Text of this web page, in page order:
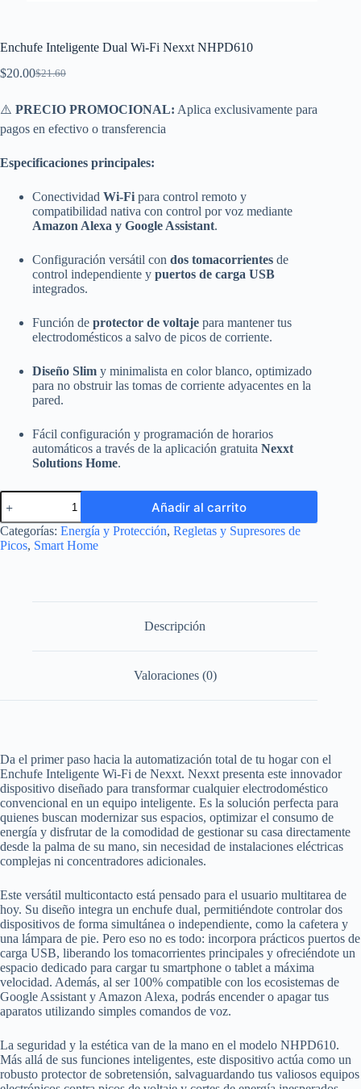
Enchufe Inteligente Dual Wi-Fi Nexxt NHPD610
$21.60
El
original
$21.60.
$20.00El
actual
$20.00.
⚠️ PRECIO PROMOCIONAL: Aplica exclusivamente para
pagos en efectivo o transferencia
Especificaciones principales:
Conectividad Wi-Fi para control remoto y
compatibilidad nativa con control por voz mediante
Amazon Alexa y Google Assistant.
Configuración versátil con dos tomacorrientes de
control independiente y puertos de carga USB
integrados.
Función de protector de voltaje para mantener tus
electrodomésticos a salvo de picos de corriente.
Diseño Slim y minimalista en color blanco, optimizado
para no obstruir las tomas de corriente adyacentes en la
pared.
Fácil configuración y programación de horarios
automáticos a través de la aplicación gratuita Nexxt
Solutions Home.
Enchufe
Inteligente
Dual
Wi-
Fi
Añadir al carrito
Categorías: Energía y Protección, Regletas y Supresores de
Picos, Smart Home
Descripción
Valoraciones (0)
Da el primer paso hacia la automatización total de tu hogar con el
Enchufe Inteligente Wi-Fi de Nexxt. Nexxt presenta este innovador
dispositivo diseñado para transformar cualquier electrodoméstico
convencional en un equipo inteligente. Es la solución perfecta para
quienes buscan modernizar sus espacios, optimizar el consumo de
energía y disfrutar de la comodidad de gestionar su casa directamente
desde la palma de su mano, sin necesidad de instalaciones eléctricas
complejas ni concentradores adicionales.
Este versátil multicontacto está pensado para el usuario multitarea de
hoy. Su diseño integra un enchufe dual, permitiéndote controlar dos
dispositivos de forma simultánea o independiente, como la cafetera y
una lámpara de pie. Pero eso no es todo: incorpora prácticos puertos de
carga USB, liberando los tomacorrientes principales y ofreciéndote un
espacio dedicado para cargar tu smartphone o tablet a máxima
velocidad. Además, al ser 100% compatible con los ecosistemas de
Google Assistant y Amazon Alexa, podrás encender o apagar tus
aparatos utilizando simples comandos de voz.
La seguridad y la estética van de la mano en el modelo NHPD610.
Más allá de sus funciones inteligentes, este dispositivo actúa como un
robusto protector de sobretensión, salvaguardando tus valiosos equipos